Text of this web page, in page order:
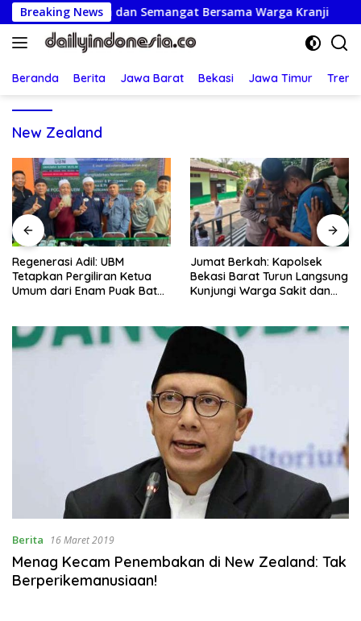
Langsung
ke
konten
Breaking News
Lepas Tawa dan Semangat Bersama Warga Kranji
Beranda Berita Jawa Barat Bekasi Jawa Timur
New Zealand
Regenerasi Adil: UBM
Tetapkan Pergiliran Ketua
Umum dari Enam Puak Batak
Jumat Berkah: Kapolsek
Bekasi Barat Turun Langsung
Kunjungi Warga Sakit dan
Berita 16 Maret 2019
Menag Kecam Penembakan di New Zealand: Tak
Berperikemanusiaan!